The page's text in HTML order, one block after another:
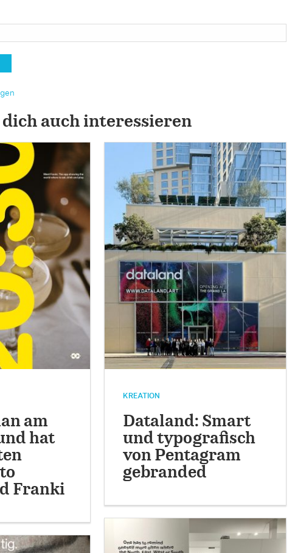
dich auch interessieren
am
hat
Franki
KREATION
Dataland: Smart
und typografisch
von Pentagram
gebranded